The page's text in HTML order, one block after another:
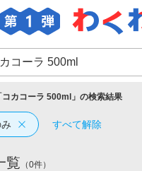
ショッピング
コカコーラ 500ml 」の検索結果
すべて解除
覧 （0件）